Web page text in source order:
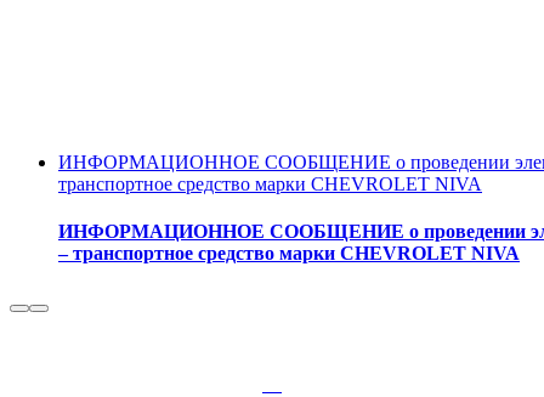
ИНФОРМАЦИОННОЕ СООБЩЕНИЕ о проведении
транспортное средство марки CHEVROLET NIVA
ИНФОРМАЦИОННОЕ СООБЩЕНИЕ о проведении
– транспортное средство марки CHEVROLET NIVA